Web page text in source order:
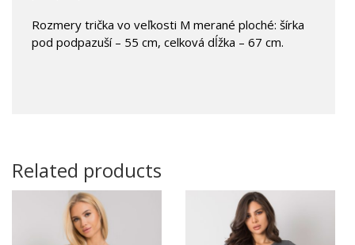
Rozmery trička vo veľkosti M merané ploché: šírka
pod podpazuší – 55 cm, celková dĺžka – 67 cm.
Related products